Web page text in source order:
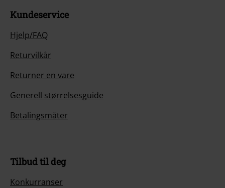
Kundeservice
Hjelp/FAQ
Returvilkår
Returner en vare
Generell størrelsesguide
Betalingsmåter
Tilbud til deg
Konkurranser